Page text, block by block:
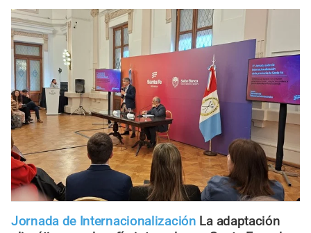
Jornada de Internacionalización La adaptación